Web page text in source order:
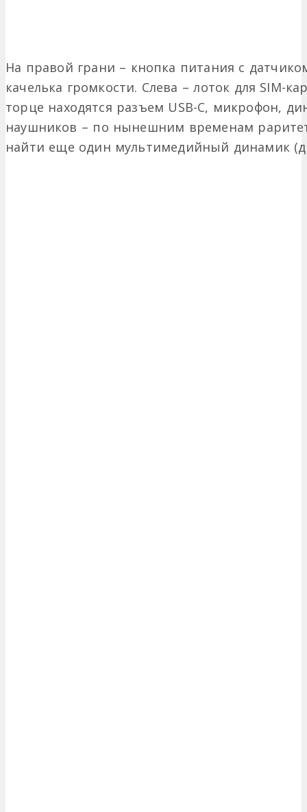
На правой грани – кнопка питания с
качелька громкости. Слева – лоток для SIM-
торце находятся разъем USB-C, микрофон,
наушников – по нынешним временам
найти еще один мультимедийный динамик